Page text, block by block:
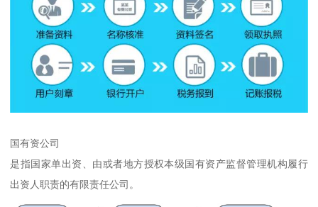
国有资公司
是指国家单出资、由或者地方授权本级国有资产监督管理机构履行
出资人职责的有限责任公司。